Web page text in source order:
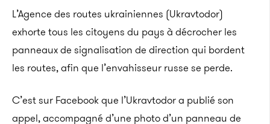
L’Agence des routes ukrainiennes (Ukravtodor)
exhorte tous les citoyens du pays à décrocher les
panneaux de signalisation de direction qui bordent
les routes, afin que l’envahisseur russe se perde.
C’est sur Facebook que l’Ukravtodor a publié son
appel, accompagné d’une photo d’un panneau de